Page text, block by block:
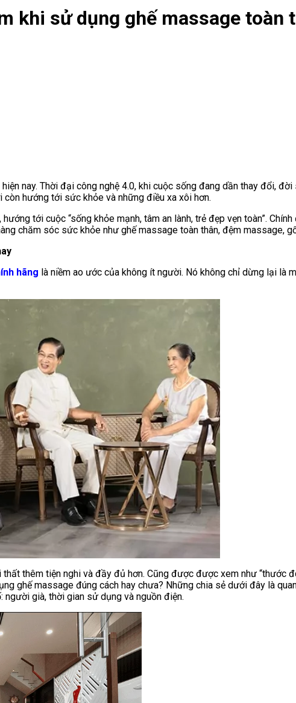
khi sử dụng ghế massage toàn
nay. Thời đại công nghệ 4.0, khi cuộc sống đang dần thay đổi,
hướng tới sức khỏe và những điều xa xôi hơn.
tới cuộc “sống khỏe mạnh, tâm an lành, trẻ đẹp vẹn toàn”.
chăm sóc sức khỏe như ghế massage toàn thân, đệm massage,
hãng là niềm ao ước của không ít người. Nó không chỉ dừng lại là
thêm tiện nghi và đầy đủ hơn. Cũng được được xem như “thước
ghế massage đúng cách hay chưa? Những chia sẻ dưới đây là
người già, thời gian sử dụng và nguồn điện.